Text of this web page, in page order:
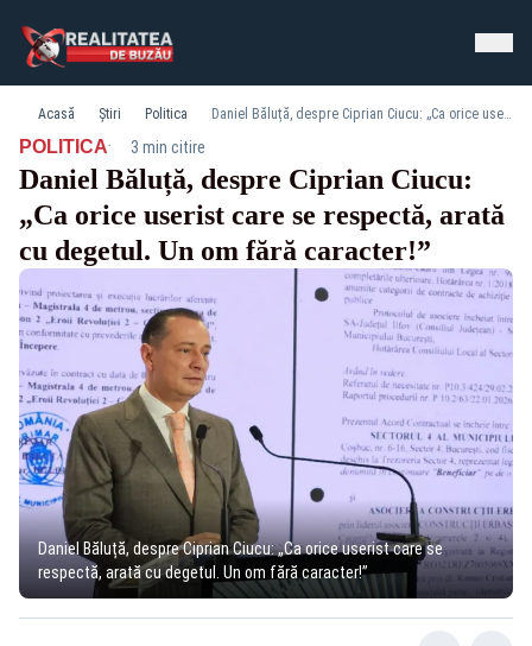
Acasă Știri Politica Daniel Băluță, despre Ciprian Ciucu: „Ca orice userist care se respectă, arată cu degetul. Un om fără caracter!”
POLITICA· 3 min citire
Daniel Băluță, despre Ciprian Ciucu:
„Ca orice userist care se respectă, arată
cu degetul. Un om fără caracter!”
Daniel Băluță, despre Ciprian Ciucu: „Ca orice userist care se
respectă, arată cu degetul. Un om fără caracter!”